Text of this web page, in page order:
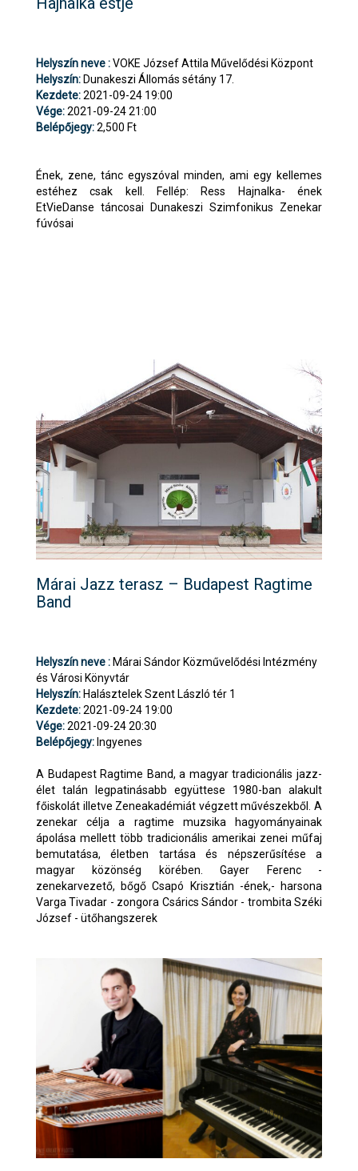
Helyszín neve :VOKE József Attila Művelődési Központ
Helyszín: Dunakeszi Állomás sétány 17.
Kezdete:2021-09-24 19:00
Vége:2021-09-24 21:00
Belépőjegy:2,500 Ft
Ének, zene, tánc egyszóval minden, ami egy kellemes
estéhez csak kell. Fellép: Ress Hajnalka- ének
EtVieDanse táncosai Dunakeszi Szimfonikus Zenekar
fúvósai
Márai Jazz terasz – Budapest Ragtime
Band
Helyszín neve : Márai Sándor Közművelődési Intézmény
és Városi Könyvtár
Helyszín: Halásztelek Szent László tér 1
Kezdete:2021-09-24 19:00
Vége:2021-09-24 20:30
Belépőjegy: Ingyenes
A Budapest Ragtime Band, a magyar tradicionális jazz-
élet talán legpatinásabb együttese 1980-ban alakult
főiskolát illetve Zeneakadémiát végzett művészekből. A
zenekar célja a ragtime muzsika hagyományainak
ápolása mellett több tradicionális amerikai zenei műfaj
bemutatása, életben tartása és népszerűsítése a
magyar közönség körében. Gayer Ferenc -
zenekarvezető, bőgő Csapó Krisztián -ének,- harsona
Varga Tivadar - zongora Csárics Sándor - trombita Széki
József - ütőhangszerek